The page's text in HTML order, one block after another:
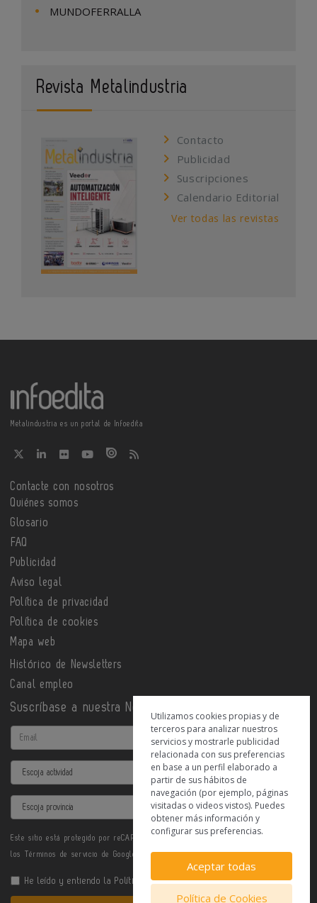
MUNDOFERRALLA
Revista Metalindustria
Contacto
Publicidad
Suscripciones
Calendario Editorial
Ver todas las revistas
Metalindustria es un portal de Infoedita
Contacte con nosotros
Quiénes somos
Glosario
FAQ
Publicidad
Aviso legal
Política de privacidad
Política de cookies
Mapa web
Histórico de Newsletters
Canal empleo
Suscríbase a nuestra Newsletter
Email
Actividad
Provincia
Este sitio está protegido por reCAPTCHA y se aplican la
los Términos de servicio de Google.
He leído y entiendo la Política de Privacidad
Utilizamos cookies propias y de
terceros para analizar nuestros
servicios y mostrarle publicidad
relacionada con sus preferencias
en base a un perfil elaborado a
partir de sus hábitos de
navegación (por ejemplo, páginas
visitadas o videos vistos). Puedes
obtener más información y
configurar sus preferencias.
Aceptar todas
Política de Cookies